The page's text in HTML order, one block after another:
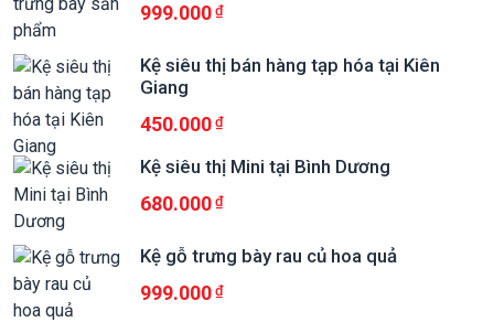
999.000
Kệ siêu thị bán hàng tạp hóa tại Kiên
Giang
450.000
Kệ siêu thị Mini tại Bình Dương
680.000
Kệ gỗ trưng bày rau củ hoa quả
999.000